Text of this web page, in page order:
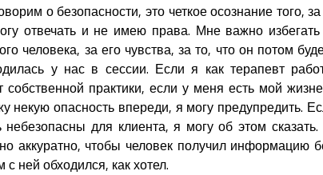
о безопасности, это четкое осознание того,
отвечать и не имею права. Мне важно избегать
человека, за его чувства, за то, что он потом
у нас в сессии. Если я как терапевт
собственной практики, если у меня есть мой
некую опасность впереди, я могу предупредить.
небезопасны для клиента, я могу об этом
аккуратно, чтобы человек получил информацию
ней обходился, как хотел.